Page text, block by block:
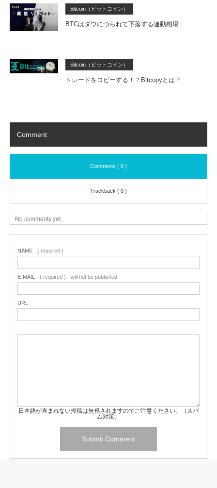
Bitcoin（ビットコイン）
BTCはダウにつられて下落する連動相場
Bitcoin（ビットコイン）
トレードをコピーする！？Bitcopyとは？
Comment
Comments ( 0 )
Trackback ( 0 )
No comments yet.
NAME ( required )
E-MAIL ( required ) - will not be published -
URL
日本語が含まれない投稿は無視されますのでご注意ください。（スパ
ム対策）